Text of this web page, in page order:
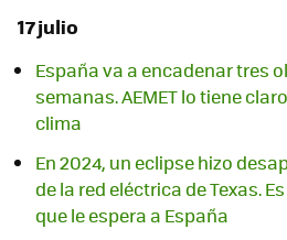
17 julio
España va a encadenar tres
semanas. AEMET lo tiene
clima
En 2024, un eclipse hizo
de la red eléctrica de Texas.
que le espera a España